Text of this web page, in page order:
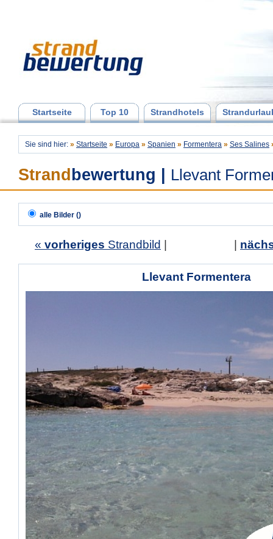
Startseite Top 10 Strandhotels
Sie sind hier: » Startseite » Europa » Spanien » Formentera » Ses Salines
Strand bewertung Llevant
alle Bilder ()
« vorheriges Strandbild
Llevant Formentera